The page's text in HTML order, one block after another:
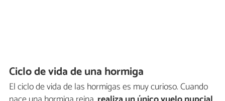
Ciclo de vida de una hormiga
El ciclo de vida de las hormigas es muy curioso. Cuando